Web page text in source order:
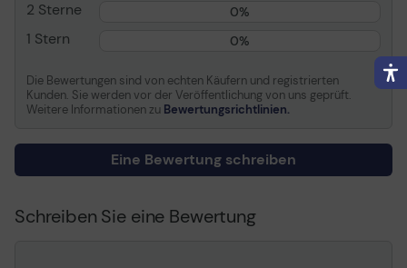
Magenta
Kapazität
110 ml
Patronenmerkmale
Epson UltraChrome K3 Ink
Informationen zur Kompatibilität
Entwickelt für
Epson Stylus Pro 4000
Macbeth Eye One Display
2 Sterne 0%
1 Stern 0%
Die Bewertungen sind von echten Käufern und registrierten
Kunden. Sie werden vor der Veröffentlichung von uns geprüft.
Weitere Informationen zu Bewertungsrichtlinien.
Eine Bewertung schreiben
Schreiben Sie eine Bewertung